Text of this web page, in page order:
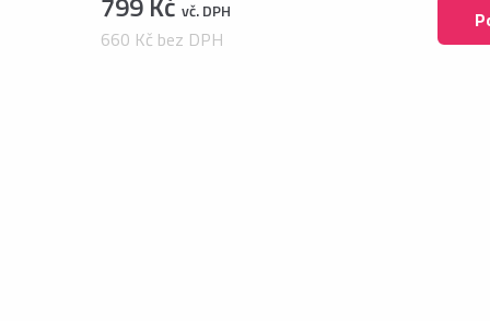
vč. DPH
660 Kč bez DPH